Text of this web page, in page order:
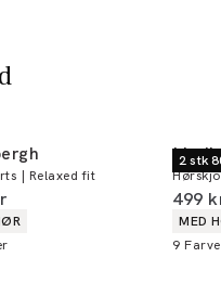
| Relaxed fit
rabat)
egenskaber
2 stk
I alt
499
MED
9